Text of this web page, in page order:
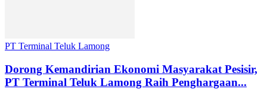
PT Terminal Teluk Lamong
Dorong Kemandirian Ekonomi Masyarakat Pesisir,
PT Terminal Teluk Lamong Raih Penghargaan...